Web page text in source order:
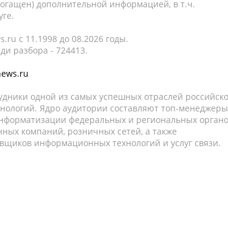
дополнительной информацией, в т.ч.
c 11.1998 до 08.2026 годы.
разбора - 724413.
одной из самых успешных отраслей
Ядро аудитории составляют топ-
федеральных и региональных
компаний, розничных сетей, а также
информационных технологий и услуг связи.